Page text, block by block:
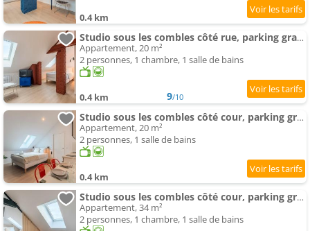
0.4 km
Studio sous les combles côté rue, parking gratuit
Appartement, 20 m²
2 personnes, 1 chambre, 1 salle de bains
0.4 km 9/10
Studio sous les combles côté cour, parking gratuit
Appartement, 20 m²
2 personnes, 1 salle de bains
0.4 km
Studio sous les combles côté cour, parking gratuit
Appartement, 34 m²
2 personnes, 1 chambre, 1 salle de bains